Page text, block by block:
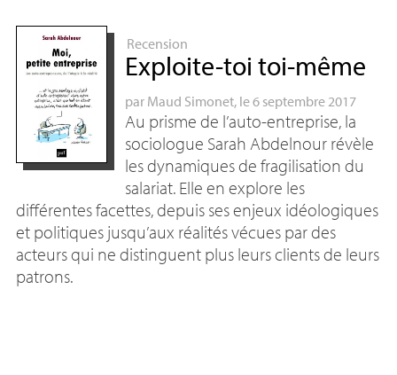
Recension
Exploite-toi toi-même
par Maud Simonet, le 6 septembre 2017
Au prisme de l’auto-entreprise, la
sociologue Sarah Abdelnour révèle
les dynamiques de fragilisation du
salariat. Elle en explore les
différentes facettes, depuis ses enjeux idéologiques
et politiques jusqu’aux réalités vécues par des
acteurs qui ne distinguent plus leurs clients de leurs
patrons.